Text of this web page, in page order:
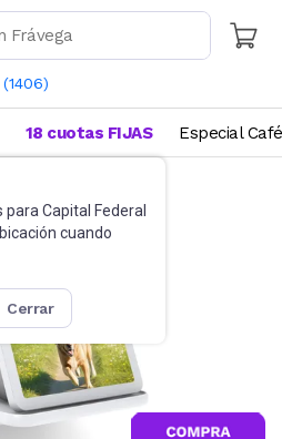
(1406)
para Capital Federal
cuando
cerrar
18 cuotas FIJAS Especial Café